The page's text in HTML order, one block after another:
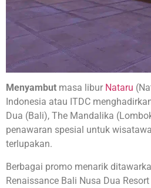
Menyambut masa libur Nataru
Indonesia atau ITDC
Dua (Bali), The Mandalika
penawaran spesial untuk
terlupakan.
Berbagai promo menarik
Renaissance Bali Nusa Dua